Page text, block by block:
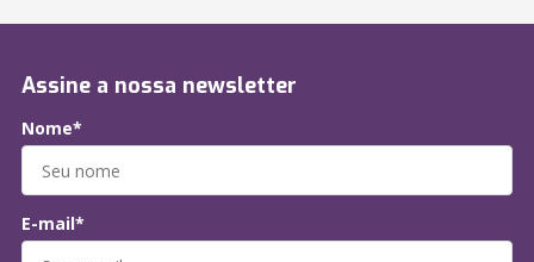
Assine a nossa newsletter
Nome*
E-mail*